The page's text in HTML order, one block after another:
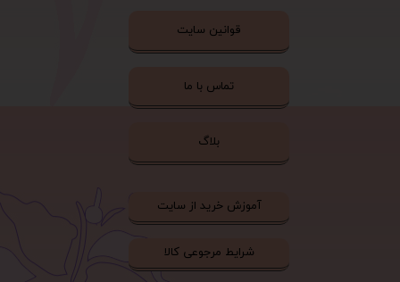
قوانین سایت
تماس با ما
بلاگ
آموزش خرید از سایت
شرایط مرجوعی کالا